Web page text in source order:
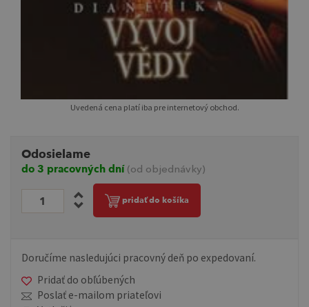
Uvedená cena platí iba pre internetový obchod.
Odosielame
do 3 pracovných dní (od objednávky)
pridať do košíka
Doručíme nasledujúci pracovný deň po expedovaní.
Pridať do obľúbených
Poslať e-mailom priateľovi